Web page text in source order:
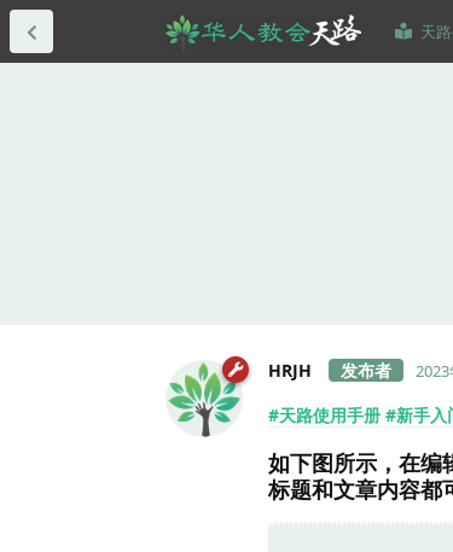
天
HRJH
#天路使用手册 #新手入
如下图所示，在编
标题和文章内容都